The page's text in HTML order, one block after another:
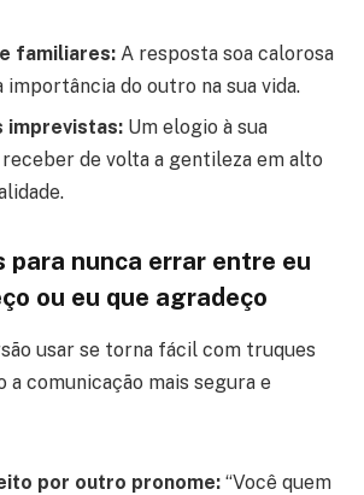
familiares: A resposta soa calorosa
importância do outro na sua vida.
imprevistas: Um elogio à sua
de volta a gentileza em alto
para nunca errar entre eu
ou eu que agradeço
usar se torna fácil com truques
a comunicação mais segura e
por outro pronome: “Você quem